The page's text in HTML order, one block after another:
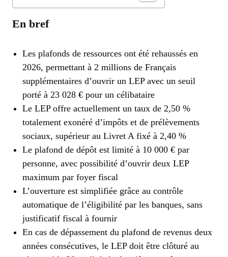
En bref
Les plafonds de ressources ont été rehaussés en
2026, permettant à 2 millions de Français
supplémentaires d’ouvrir un LEP avec un seuil
porté à 23 028 € pour un célibataire
Le LEP offre actuellement un taux de 2,50 %
totalement exonéré d’impôts et de prélèvements
sociaux, supérieur au Livret A fixé à 2,40 %
Le plafond de dépôt est limité à 10 000 € par
personne, avec possibilité d’ouvrir deux LEP
maximum par foyer fiscal
L’ouverture est simplifiée grâce au contrôle
automatique de l’éligibilité par les banques, sans
justificatif fiscal à fournir
En cas de dépassement du plafond de revenus deux
années consécutives, le LEP doit être clôturé au